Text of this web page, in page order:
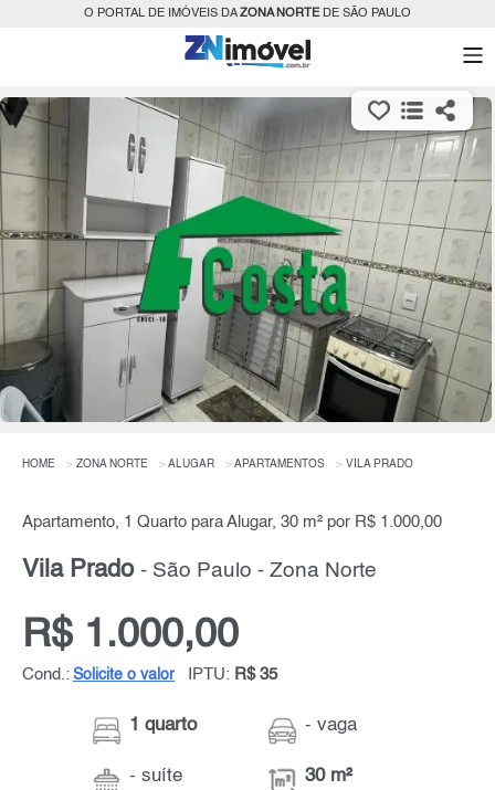
O PORTAL DE IMÓVEIS DAZONA NORTEDE SÃO PAULO
HOME ZONA NORTE ALUGAR APARTAMENTOS VILA PRADO
Apartamento, 1 Quarto para Alugar, 30 m² por R$ 1.000,00
Vila Prado - São Paulo - Zona Norte
R$ 1.000,00
Cond.: Solicite o valor IPTU: R$ 35
1 quarto
- suíte
- vaga
30 m²